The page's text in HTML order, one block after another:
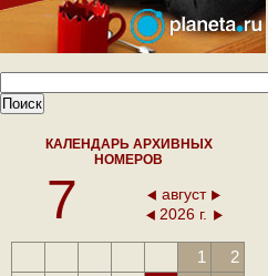
КАЛЕНДАРЬ АРХИВНЫХ
НОМЕРОВ
7
август
2026 г.
1
2